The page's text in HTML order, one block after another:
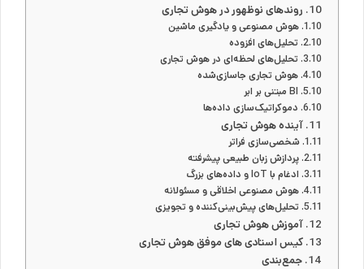
روندهای نوظهور در هوش تجاری
هوش مصنوعی و یادگیری ماشین
تحلیل‌های افزوده
تحلیل‌های لحظه‌ای در هوش تجاری
هوش تجاری جاسازی‌شده
BI مبتنی بر ابر
دموکراتیک‌سازی داده‌ها
آینده هوش تجاری
شخصی‌سازی فراتر
پردازش زبان طبیعی پیشرفته
ادغام با IoT و داده‌های بزرگ
هوش مصنوعی اخلاقی و مسئولانه
تحلیل‌های پیش‌بینی‌کننده و تجویزی
آموزش هوش تجاری
کیس استادی های موفق هوش تجاری
جمع‌بندی